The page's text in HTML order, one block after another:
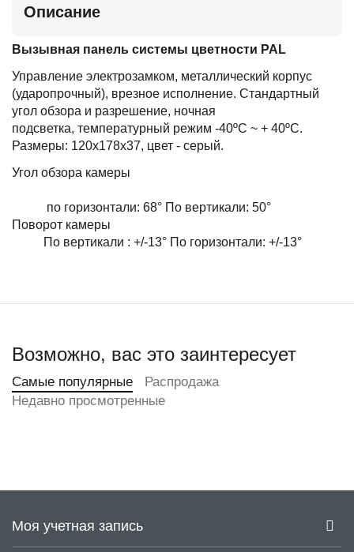
Описание
Вызывная панель системы цветности PAL
Управление электрозамком, металлический корпус
(ударопрочный), врезное исполнение. Стандартный
угол обзора и разрешение, ночная
подсветка, температурный режим -40ºC ~ + 40ºC.
Размеры: 120х178х37, цвет - серый.
Угол обзора камеры
по горизонтали: 68° По вертикали: 50°
Поворот камеры
По вертикали : +/-13° По горизонтали: +/-13°
Возможно, вас это заинтересует
Самые популярные
Распродажа
Недавно просмотренные
Моя учетная запись